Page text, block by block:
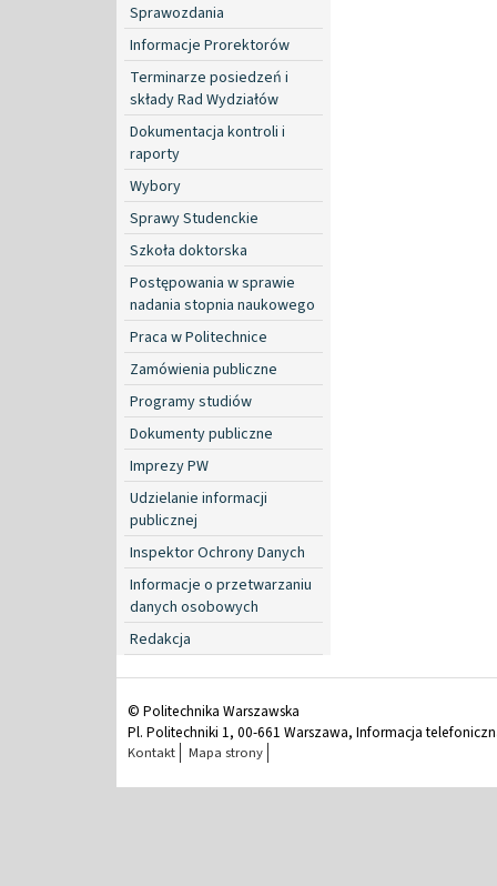
Sprawozdania
Informacje Prorektorów
Terminarze posiedzeń i
składy Rad Wydziałów
Dokumentacja kontroli i
raporty
Wybory
Sprawy Studenckie
Szkoła doktorska
Postępowania w sprawie
nadania stopnia naukowego
Praca w Politechnice
Zamówienia publiczne
Programy studiów
Dokumenty publiczne
Imprezy PW
Udzielanie informacji
publicznej
Inspektor Ochrony Danych
Informacje o przetwarzaniu
danych osobowych
Redakcja
© Politechnika Warszawska
Pl. Politechniki 1, 00-661 Warszawa, Informacja
Kontakt Mapa strony